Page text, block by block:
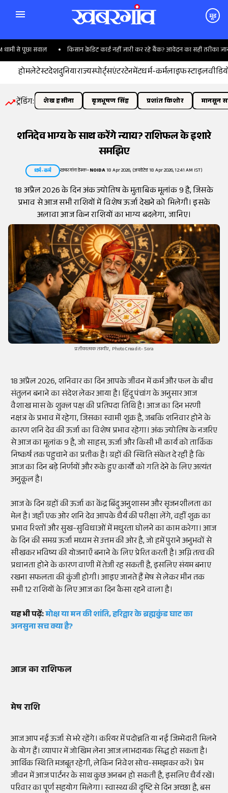
मूड
पूछा सवाल किसान क्रेडिट कार्ड नहीं जारी कर रहे बैंक? आवेदन का सही तरीका जान
होमलेटेस्टदेशदुनियाराज्यस्पोर्ट्सएंटरटेनमेंटधर्म-कर्मलाइफस्टाइल
ट्रेंडिंग: शेख हसीना बृजभूषण सिंह प्रशांत किशोर मानसून
शनिदेव भाग्य के साथ करेंगे न्याय? राशिफल के इशारे
समझिए
धर्म-कर्म खबरगांव डेस्क•NOIDA18 Apr 2026, (अपडेटेड 18 Apr 2026, 12:41 AM IST)
18 अप्रैल 2026 के दिन अंक ज्योतिष के मुताबिक मूलांक 9 है, जिसके
प्रभाव से आज सभी राशियों में विशेष ऊर्जा देखने को मिलेगी। इसके
अलावा आज किन राशियों का भाग्य बदलेगा, जानिए।
प्रतीकात्मक तस्वीर, Photo Creadit- Sora
18 अप्रैल 2026, शनिवार का दिन आपके जीवन में कर्म और फल के बीच
संतुलन बनाने का संदेश लेकर आया है। हिंदू पंचांग के अनुसार आज
वैशाख मास के शुक्ल पक्ष की प्रतिपदा तिथि है। आज का दिन भरणी
नक्षत्र के प्रभाव में रहेगा, जिसका स्वामी शुक्र है, जबकि शनिवार होने के
कारण शनि देव की ऊर्जा का विशेष प्रभाव रहेगा। अंक ज्योतिष के नजरिए
से आज का मूलांक 9 है, जो साहस, ऊर्जा और किसी भी कार्य को तार्किक
निष्कर्ष तक पहुचाने का प्रतीक है। ग्रहों की स्थिति संकेत दे रही है कि
आज का दिन बड़े निर्णयों और रुके हुए कार्यों को गति देने के लिए अत्यंत
अनुकूल है।
आज के दिन ग्रहों की ऊर्जा का केंद्र बिंदु अनुशासन और सृजनशीलता का
मेल है। जहाँ एक ओर शनि देव आपके धैर्य की परीक्षा लेंगे, वहीं शुक्र का
प्रभाव रिश्तों और सुख-सुविधाओं में मधुरता घोलने का काम करेगा। आज
के दिन की समग्र ऊर्जा मध्यम से उत्तम की ओर है, जो हमें पुराने अनुभवों से
सीखकर भविष्य की योजनाएँ बनाने के लिए प्रेरित करती है। अग्नि तत्व की
प्रधानता होने के कारण वाणी में तेजी रह सकती है, इसलिए संयम बनाए
रखना सफलता की कुंजी होगी। आइए जानते हैं मेष से लेकर मीन तक
सभी 12 राशियों के लिए आज का दिन कैसा रहने वाला है।
यह भी पढ़ें:मोक्ष या मन की शांति, हरिद्वार के ब्रह्मकुंड घाट का
अनसुना सच क्या है?
आज का राशिफल
मेष राशि
आज आप नई ऊर्जा से भरे रहेंगे। करियर में पदोन्नति या नई जिम्मेदारी मिलने
के योग हैं। व्यापार में जोखिम लेना आज लाभदायक सिद्ध हो सकता है।
आर्थिक स्थिति मजबूत रहेगी, लेकिन निवेश सोच-समझकर करें। प्रेम
जीवन में आज पार्टनर के साथ कुछ अनबन हो सकती है, इसलिए धैर्य रखें।
परिवार का पूर्ण सहयोग मिलेगा। स्वास्थ्य की दृष्टि से दिन अच्छा है, बस